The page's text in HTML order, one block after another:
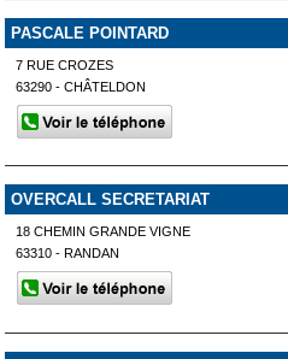
PASCALE POINTARD
7 RUE CROZES
63290 - CHÂTELDON
OVERCALL SECRETARIAT
18 CHEMIN GRANDE VIGNE
63310 - RANDAN